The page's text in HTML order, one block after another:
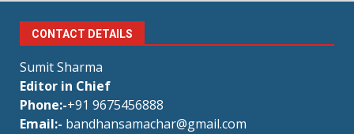
CONTACT DETAILS
Sumit Sharma
Editor in Chief
Phone:-+91 9675456888
Email:- bandhansamachar@gmail.com